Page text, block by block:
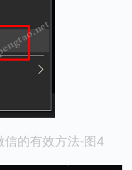
信的有效方法-图4